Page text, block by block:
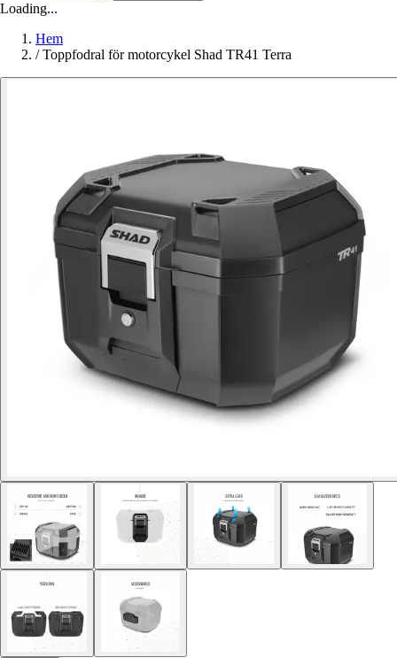
Loading...
Hem
/ Toppfodral för motorcykel Shad TR41 Terra